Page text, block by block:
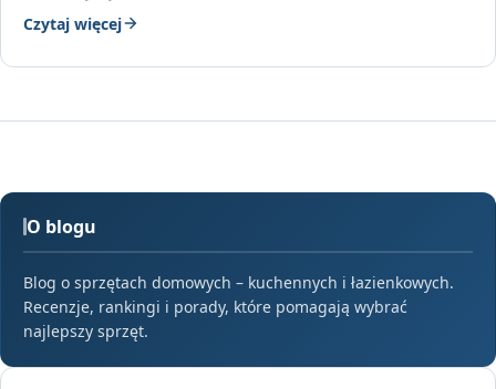
Czytaj więcej
O blogu
Blog o sprzętach domowych – kuchennych i łazienkowych.
Recenzje, rankingi i porady, które pomagają wybrać
najlepszy sprzęt.